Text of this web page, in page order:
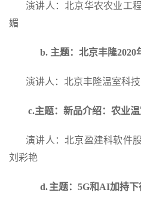
演讲人：北京华农农业工
媚
b. 主题：北京丰隆2020
演讲人：北京丰隆温室科
c.主题：新品介绍：农业
演讲人：北京盈建科软件
刘彩艳
d.主题：5G和AI加持